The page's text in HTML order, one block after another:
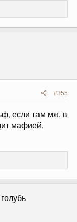
#355
если там мж, в
мафией,